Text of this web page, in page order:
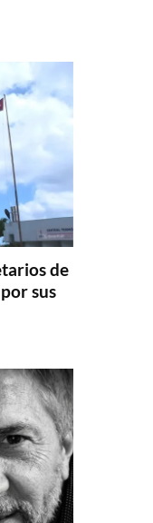
de
sus